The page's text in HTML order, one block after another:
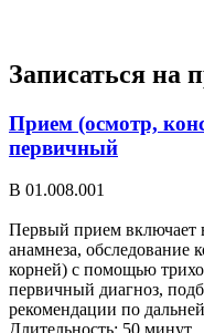
Записаться на
Прием (осмотр,
первичный
В 01.008.001
Первый прием включает
анамнеза, обследование
корней) с помощью
первичный диагноз,
рекомендации по